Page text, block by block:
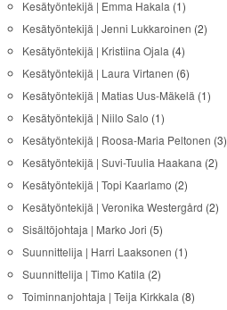
Kesätyöntekijä | Emma Hakala(1)
Kesätyöntekijä | Jenni Lukkaroinen (2)
Kesätyöntekijä | Kristiina Ojala(4)
Kesätyöntekijä | Laura Virtanen (6)
Kesätyöntekijä | Matias Uus-Mäkelä(1)
Kesätyöntekijä | Niilo Salo (1)
Kesätyöntekijä | Roosa-Maria Peltonen (3)
Kesätyöntekijä | Suvi-Tuulia Haakana(2)
Kesätyöntekijä | Topi Kaarlamo (2)
Kesätyöntekijä | Veronika Westergård (2)
Sisältöjohtaja | Marko Jori (5)
Suunnittelija | Harri Laaksonen (1)
Suunnittelija | Timo Katila(2)
Toiminnanjohtaja | Teija Kirkkala(8)